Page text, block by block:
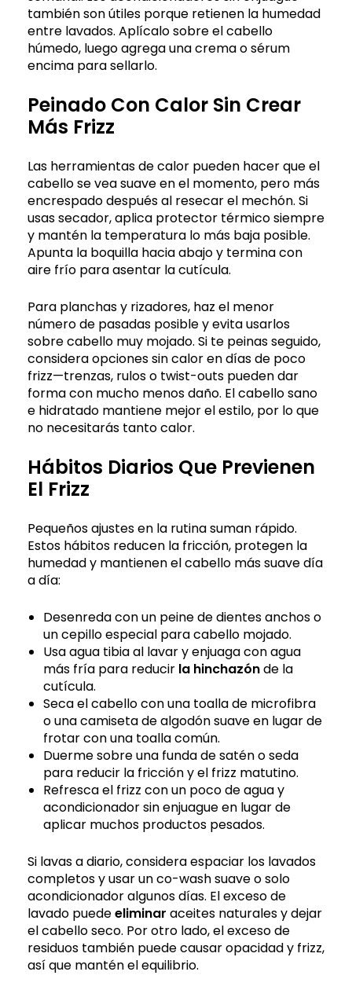
también son útiles porque retienen la humedad
entre lavados. Aplícalo sobre el cabello
húmedo, luego agrega una crema o sérum
encima para sellarlo.
Peinado Con Calor Sin Crear
Más Frizz
Las herramientas de calor pueden hacer que el
cabello se vea suave en el momento, pero más
encrespado después al resecar el mechón. Si
usas secador, aplica protector térmico siempre
y mantén la temperatura lo más baja posible.
Apunta la boquilla hacia abajo y termina con
aire frío para asentar la cutícula.
Para planchas y rizadores, haz el menor
número de pasadas posible y evita usarlos
sobre cabello muy mojado. Si te peinas seguido,
considera opciones sin calor en días de poco
frizz—trenzas, rulos o twist-outs pueden dar
forma con mucho menos daño. El cabello sano
e hidratado mantiene mejor el estilo, por lo que
no necesitarás tanto calor.
Hábitos Diarios Que Previenen
El Frizz
Pequeños ajustes en la rutina suman rápido.
Estos hábitos reducen la fricción, protegen la
humedad y mantienen el cabello más suave día
a día:
Desenreda con un peine de dientes anchos o
un cepillo especial para cabello mojado.
Usa agua tibia al lavar y enjuaga con agua
más fría para reducir la hinchazónde la
cutícula.
Seca el cabello con una toalla de microfibra
o una camiseta de algodón suave en lugar de
frotar con una toalla común.
Duerme sobre una funda de satén o seda
para reducir la fricción y el frizz matutino.
Refresca el frizz con un poco de agua y
acondicionador sin enjuague en lugar de
aplicar muchos productos pesados.
Si lavas a diario, considera espaciar los lavados
completos y usar un co-wash suave o solo
acondicionador algunos días. El exceso de
lavado puedeeliminar aceites naturales y dejar
el cabello seco. Por otro lado, el exceso de
residuos también puede causar opacidad y frizz,
así que mantén el equilibrio.